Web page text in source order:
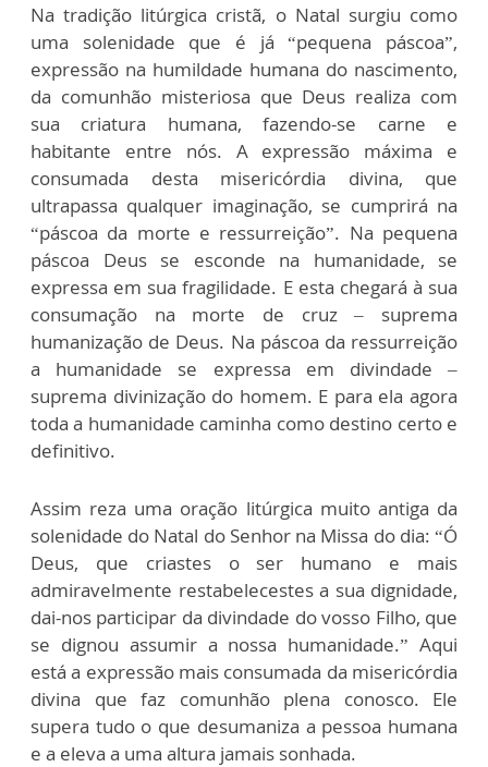
Na tradição litúrgica cristã, o Natal surgiu como
uma solenidade que é já “pequena páscoa”,
expressão na humildade humana do nascimento,
da comunhão misteriosa que Deus realiza com
sua criatura humana, fazendo-se carne e
habitante entre nós. A expressão máxima e
consumada desta misericórdia divina, que
ultrapassa qualquer imaginação, se cumprirá na
“páscoa da morte e ressurreição”. Na pequena
páscoa Deus se esconde na humanidade, se
expressa em sua fragilidade. E esta chegará à sua
consumação na morte de cruz – suprema
humanização de Deus. Na páscoa da ressurreição
a humanidade se expressa em divindade –
suprema divinização do homem. E para ela agora
toda a humanidade caminha como destino certo e
definitivo.
Assim reza uma oração litúrgica muito antiga da
solenidade do Natal do Senhor na Missa do dia: “Ó
Deus, que criastes o ser humano e mais
admiravelmente restabelecestes a sua dignidade,
dai-nos participar da divindade do vosso Filho, que
se dignou assumir a nossa humanidade.” Aqui
está a expressão mais consumada da misericórdia
divina que faz comunhão plena conosco. Ele
supera tudo o que desumaniza a pessoa humana
e a eleva a uma altura jamais sonhada.